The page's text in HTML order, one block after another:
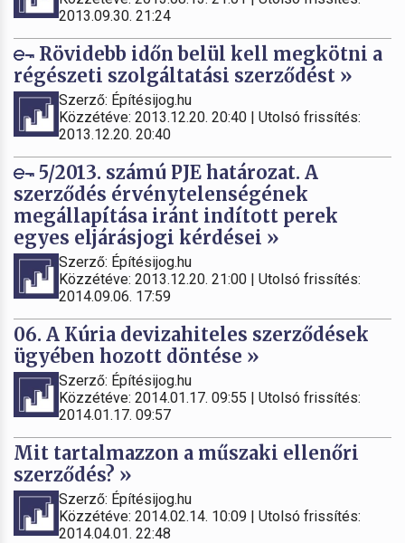
2013.09.30. 21:24
Rövidebb időn belül kell megkötni a
régészeti szolgáltatási szerződést »
Szerző: Építésijog.hu
Közzétéve: 2013.12.20. 20:40 | Utolsó frissítés:
2013.12.20. 20:40
5/2013. számú PJE határozat. A
szerződés érvénytelenségének
megállapítása iránt indított perek
egyes eljárásjogi kérdései »
Szerző: Építésijog.hu
Közzétéve: 2013.12.20. 21:00 | Utolsó frissítés:
2014.09.06. 17:59
06. A Kúria devizahiteles szerződések
ügyében hozott döntése »
Szerző: Építésijog.hu
Közzétéve: 2014.01.17. 09:55 | Utolsó frissítés:
2014.01.17. 09:57
Mit tartalmazzon a műszaki ellenőri
szerződés? »
Szerző: Építésijog.hu
Közzétéve: 2014.02.14. 10:09 | Utolsó frissítés:
2014.04.01. 22:48